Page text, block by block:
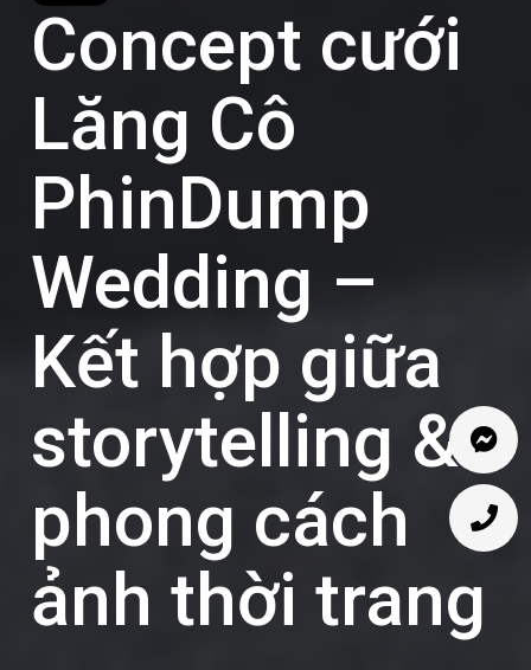
Concept cưới
Lăng Cô
PhinDump
Wedding –
Kết hợp giữa
storytelling &
phong cách
ảnh thời trang